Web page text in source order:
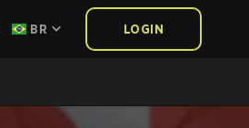
BR LOGIN